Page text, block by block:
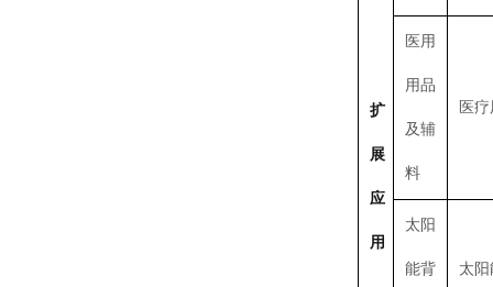
扩
展
应
用
医用
用品
及辅
料
医
太阳
能背 太